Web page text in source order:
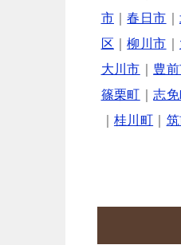
市｜春日市
区 ｜柳川市
大川市
豊
篠栗町 ｜志
桂川町